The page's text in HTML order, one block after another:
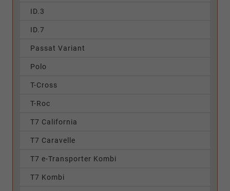
ID.3
ID.7
Passat Variant
Polo
T-Cross
T-Roc
T7 California
T7 Caravelle
T7 e-Transporter Kombi
T7 Kombi